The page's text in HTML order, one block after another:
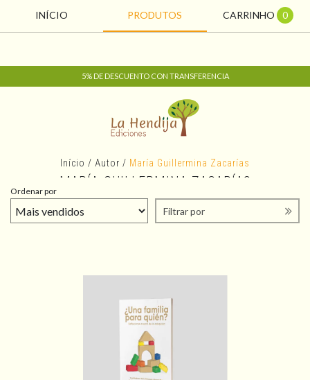
INÍCIO PRODUTOS CARRINHO 0
5% DE DESCUENTO CON TRANSFERENCIA
Início / Autor / María Guillermina Zacarías
MARÍA GUILLERMINA ZACARÍAS
Ordenar por
Filtrar por